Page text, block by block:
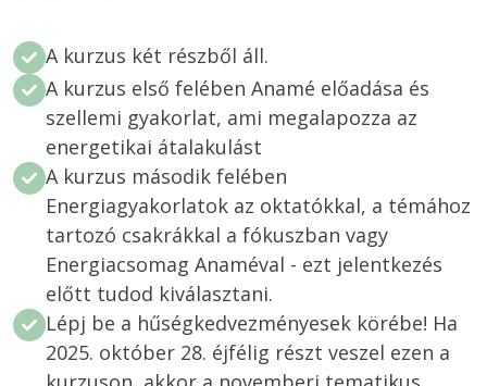
A kurzus két részből áll.
A kurzus első felében Anamé előadása és
szellemi gyakorlat, ami megalapozza az
energetikai átalakulást
A kurzus második felében
Energiagyakorlatok az oktatókkal, a témához
tartozó csakrákkal a fókuszban vagy
Energiacsomag Anaméval - ezt jelentkezés
előtt tudod kiválasztani.
Lépj be a hűségkedvezményesek körébe! Ha
2025. október 28. éjfélig részt veszel ezen a